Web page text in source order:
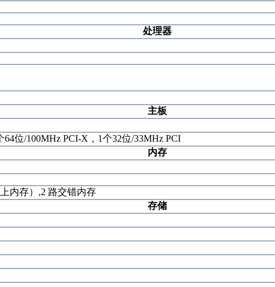
处理器
主板
位/100MHz PCI-X，1个32位/33MHz PCI
内存
内存）,2 路交错内存
存储